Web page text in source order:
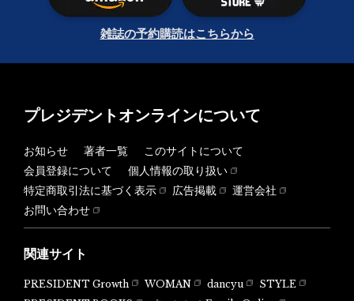
雑誌の予約購読はこちらから
プレジデントオンラインについて
お知らせ 著者一覧
このサイトについて
会員登録について
個人情報の取り扱い
特定商取引法に基づく表示
広告掲載
運営会社
お問い合わせ
関連サイト
PRESIDENT Growth WOMAN dancyu
STYLE